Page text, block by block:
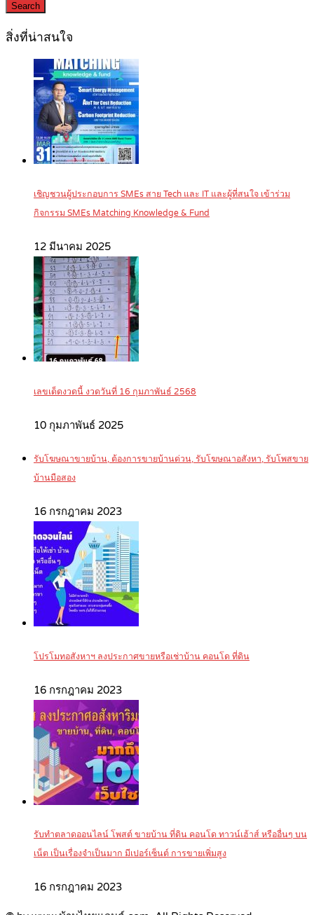
Search
สิ่งที่น่าสนใจ
เชิญชวนผู้ประกอบการ SMEs สาย Tech และ IT และผู้ที่สนใจ เข้าร่วม
กิจกรรม SMEs Matching Knowledge & Fund
12 มีนาคม 2025
เลขเด็ดงวดนี้ งวดวันที่ 16 กุมภาพันธ์ 2568
10 กุมภาพันธ์ 2025
รับโฆษณาขายบ้าน, ต้องการขายบ้านด่วน, รับโฆษณาอสังหา, รับโพสขาย
บ้านมือสอง
16 กรกฎาคม 2023
โปรโมทอสังหาฯ ลงประกาศขายหรือเช่าบ้าน คอนโด ที่ดิน
16 กรกฎาคม 2023
รับทำตลาดออนไลน์ โพสต์ ขายบ้าน ที่ดิน คอนโด ทาวน์เฮ้าส์ หรืออื่นๆ บน
เน็ต เป็นเรื่องจำเป็นมาก มีเปอร์เซ็นต์ การขายเพิ่มสูง
16 กรกฎาคม 2023